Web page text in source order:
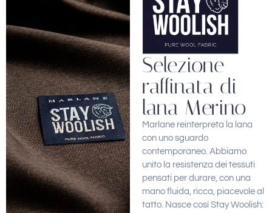
Selezione
raffinata di
lana Merino
Marlane reinterpreta la lana
con uno sguardo
contemporaneo. Abbiamo
unito la resistenza dei tessuti
pensati per durare, con una
mano fluida, ricca, piacevole al
tatto. Nasce così Stay Woolish: